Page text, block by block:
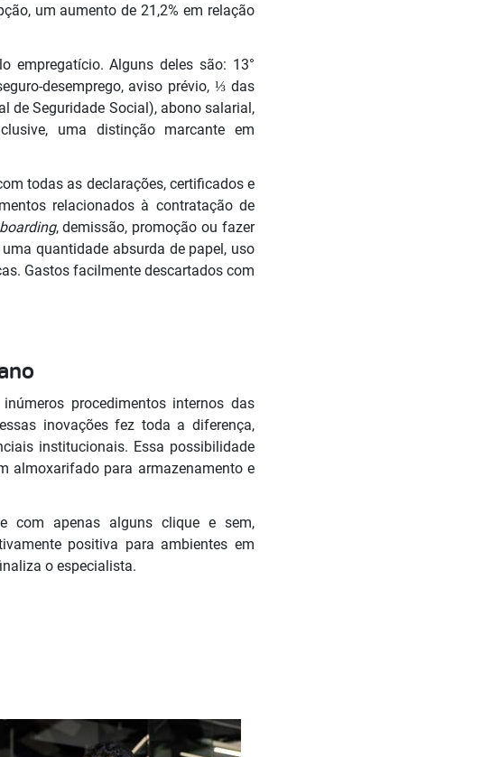
um aumento de 21,2% em relação
empregatício. Alguns deles são: 13°
desemprego, aviso prévio, ⅓ das
de Seguridade Social), abono salarial,
uma distinção marcante em
todas as declarações, certificados e
relacionados à contratação de
, demissão, promoção ou fazer
quantidade absurda de papel, uso
Gastos facilmente descartados com
procedimentos internos das
inovações fez toda a diferença,
institucionais. Essa possibilidade
almoxarifado para armazenamento e
com apenas alguns clique e sem,
positiva para ambientes em
o especialista.